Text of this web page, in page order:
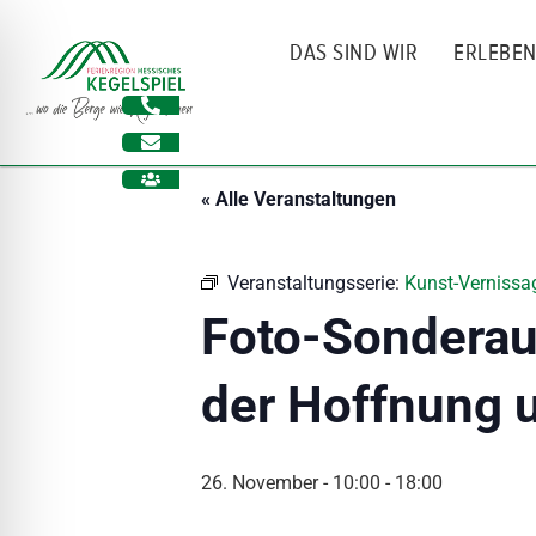
springen
DAS SIND WIR ERLEBEN
« Alle Veranstaltungen
Veranstaltungsserie: Kunst-
Foto-
der Hoffnung
26. November - 10:00 - 18:00